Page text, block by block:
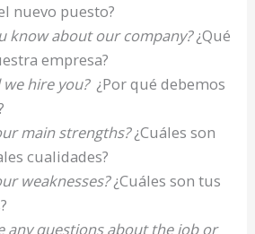
nuevo puesto?
know about our company?¿Qué
empresa?
hire you?¿Por qué debemos
main strengths?¿Cuáles son
cualidades?
weaknesses?¿Cuáles son tus
any questions about the job or